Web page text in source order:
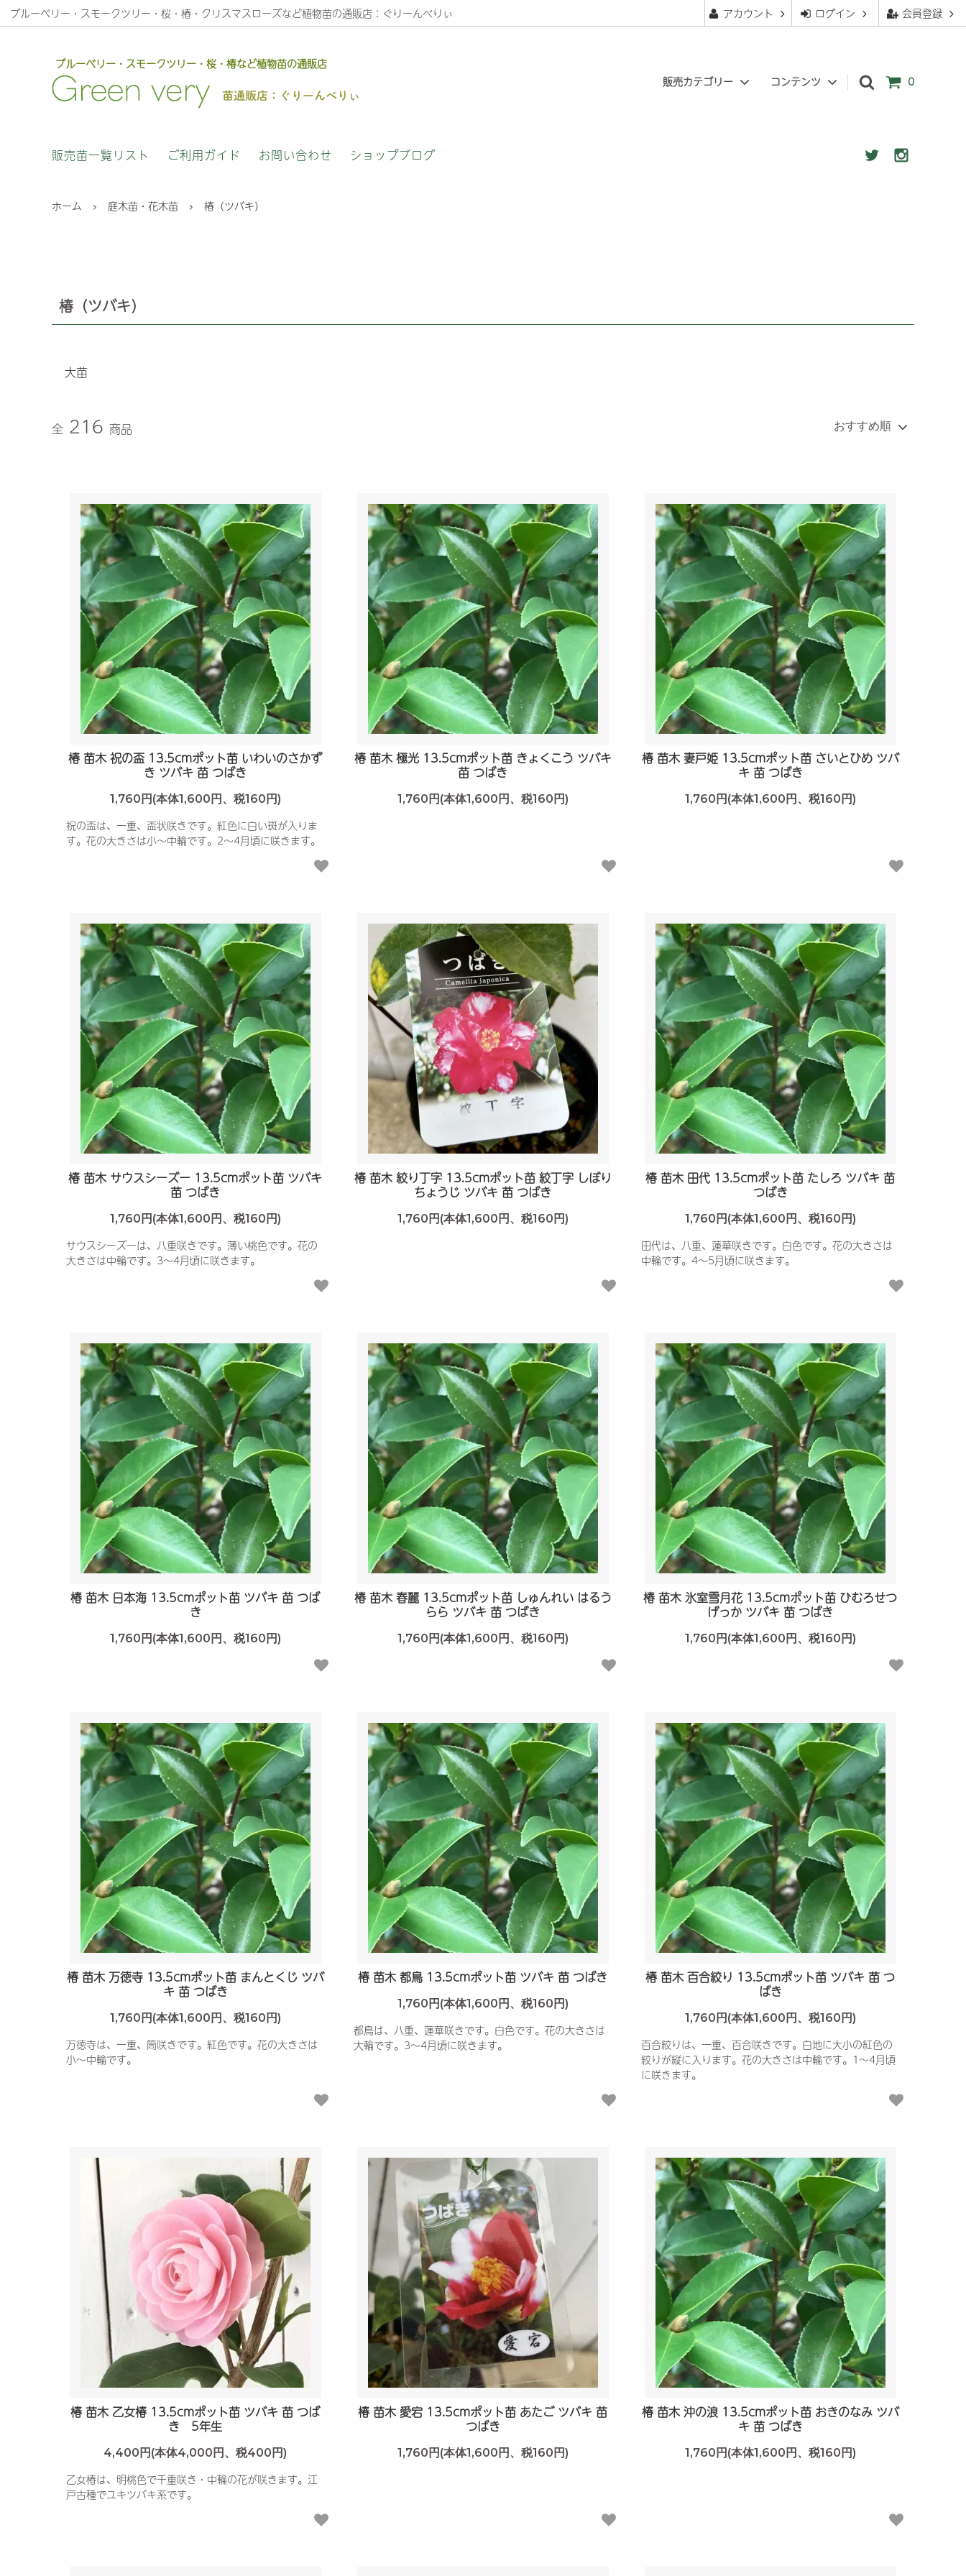
会員登録
ログイン
アカウント
ブルーベリー・スモークツリー・桜・椿・クリスマスローズなど植物苗の通販店：ぐりーんべりぃ
ブルーベリー・スモークツリー・桜・椿など植物苗の通販店
0
販売カテゴリー コンテンツ
クリスマスロ－ズ木口交配について
高正園さんへのインタビュー
販売苗一覧リスト ご利用ガイド お問い合わせ ショップブログ
ホーム 庭木苗・花木苗 椿（ツバキ）
椿（ツバキ）
大苗
全 216 商品
椿 苗木 祝の盃 13.5cmポット苗 いわいのさかず
き ツバキ 苗 つばき
1,760円(本体1,600円、税160円)
祝の盃は、一重、盃状咲きです。紅色に白い斑が入りま
す。花の大きさは小〜中輪です。2〜4月頃に咲きます。
椿 苗木 極光 13.5cmポット苗 きょくこう ツバキ
苗 つばき
1,760円(本体1,600円、税160円)
椿 苗木 妻戸姫 13.5cmポット苗 さいとひめ ツバ
キ 苗 つばき
1,760円(本体1,600円、税160円)
椿 苗木 サウスシーズー 13.5cmポット苗 ツバキ
苗 つばき
1,760円(本体1,600円、税160円)
サウスシーズーは、八重咲きです。薄い桃色です。花の
大きさは中輪です。3〜4月頃に咲きます。
椿 苗木 絞り丁字 13.5cmポット苗 絞丁字 しぼり
ちょうじ ツバキ 苗 つばき
1,760円(本体1,600円、税160円)
椿 苗木 田代 13.5cmポット苗 たしろ ツバキ 苗
つばき
1,760円(本体1,600円、税160円)
田代は、八重、蓮華咲きです。白色です。花の大きさは
中輪です。4〜5月頃に咲きます。
椿 苗木 日本海 13.5cmポット苗 ツバキ 苗 つば
き
1,760円(本体1,600円、税160円)
椿 苗木 春麗 13.5cmポット苗 しゅんれい はるう
らら ツバキ 苗 つばき
1,760円(本体1,600円、税160円)
椿 苗木 氷室雪月花 13.5cmポット苗 ひむろせつ
げっか ツバキ 苗 つばき
1,760円(本体1,600円、税160円)
椿 苗木 万徳寺 13.5cmポット苗 まんとくじ ツバ
キ 苗 つばき
1,760円(本体1,600円、税160円)
万徳寺は、一重、筒咲きです。紅色です。花の大きさは
小〜中輪です。
椿 苗木 都鳥 13.5cmポット苗 ツバキ 苗 つばき
1,760円(本体1,600円、税160円)
都鳥は、八重、蓮華咲きです。白色です。花の大きさは
大輪です。3〜4月頃に咲きます。
椿 苗木 百合絞り 13.5cmポット苗 ツバキ 苗 つ
ばき
1,760円(本体1,600円、税160円)
百合絞りは、一重、百合咲きです。白地に大小の紅色の
絞りが縦に入ります。花の大きさは中輪です。1〜4月頃
に咲きます。
椿 苗木 乙女椿 13.5cmポット苗 ツバキ 苗 つば
き 5年生
4,400円(本体4,000円、税400円)
乙女椿は、明桃色で千重咲き・中輪の花が咲きます。江
戸古種でユキツバキ系です。
椿 苗木 愛宕 13.5cmポット苗 あたご ツバキ 苗
つばき
1,760円(本体1,600円、税160円)
椿 苗木 沖の浪 13.5cmポット苗 おきのなみ ツバ
キ 苗 つばき
1,760円(本体1,600円、税160円)